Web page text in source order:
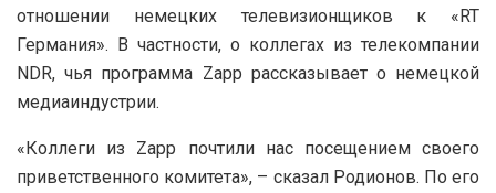
отношении немецких телевизионщиков к «RT
Германия». В частности, о коллегах из телекомпании
NDR, чья программа Zapp рассказывает о немецкой
медиаиндустрии.
«Коллеги из Zapp почтили нас посещением своего
приветственного комитета», – сказал Родионов. По его